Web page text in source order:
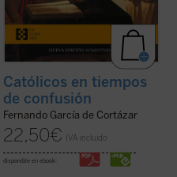
Católicos en tiempos
de confusión
Fernando García de Cortázar
22,50€ IVA incluido
disponible en ebook: